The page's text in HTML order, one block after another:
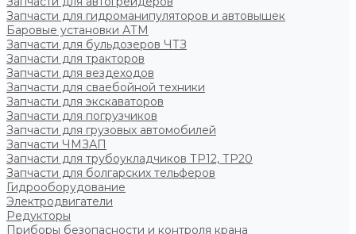
Запчасти для гидроманипуляторов и автовышек
Баровые установки АТМ
Запчасти для бульдозеров ЧТЗ
Запчасти для тракторов
Запчасти для вездеходов
Запчасти для сваебойной техники
Запчасти для экскаваторов
Запчасти для погрузчиков
Запчасти для грузовых автомобилей
Запчасти ЧМЗАП
Запчасти для трубоукладчиков ТР12, ТР20
Запчасти для болгарских тельферов
Гидрооборудование
Электродвигатели
Редукторы
Приборы безопасности и контроля крана